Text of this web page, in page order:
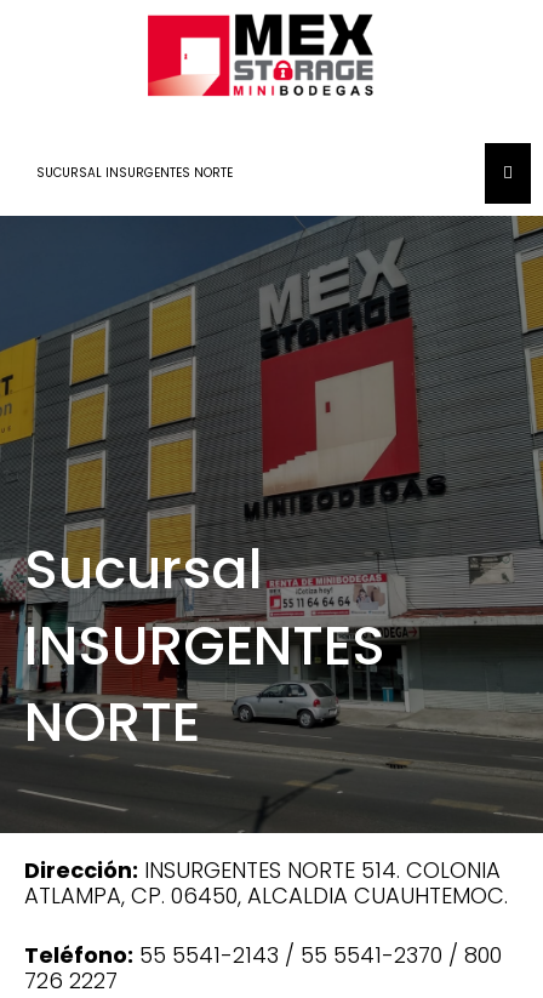
SUCURSAL INSURGENTES NORTE
Sucursal
INSURGENTES
NORTE
Dirección: INSURGENTES NORTE 514. COLONIA
ATLAMPA, CP. 06450, ALCALDIA CUAUHTEMOC.
Teléfono: 55 5541-2143 / 55 5541-2370 / 800
726 2227